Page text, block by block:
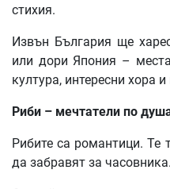
стихия.
Извън България ще
или дори Япония –
култура, интересни хора
Риби – мечтатели по
Рибите са романтици. Те
да забравят за часовника.